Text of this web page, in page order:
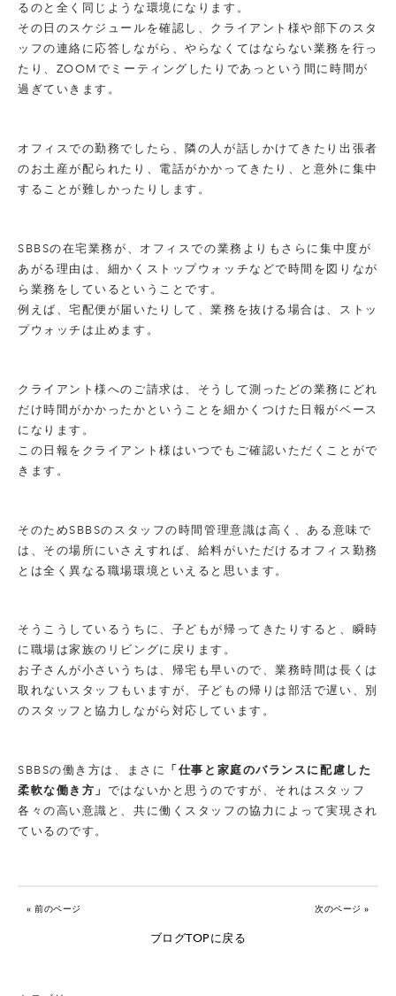
るのと全く同じような環境になります。
その日のスケジュールを確認し、クライアント様や部下のスタ
ッフの連絡に応答しながら、やらなくてはならない業務を行っ
たり、ZOOMでミーティングしたりであっという間に時間が
過ぎていきます。
オフィスでの勤務でしたら、隣の人が話しかけてきたり出張者
のお土産が配られたり、電話がかかってきたり、と意外に集中
することが難しかったりします。
SBBSの在宅業務が、オフィスでの業務よりもさらに集中度が
あがる理由は、細かくストップウォッチなどで時間を図りなが
ら業務をしているということです。
例えば、宅配便が届いたりして、業務を抜ける場合は、ストッ
プウォッチは止めます。
クライアント様へのご請求は、そうして測ったどの業務にどれ
だけ時間がかかったかということを細かくつけた日報がベース
になります。
この日報をクライアント様はいつでもご確認いただくことがで
きます。
そのためSBBSのスタッフの時間管理意識は高く、ある意味で
は、その場所にいさえすれば、給料がいただけるオフィス勤務
とは全く異なる職場環境といえると思います。
そうこうしているうちに、子どもが帰ってきたりすると、瞬時
に職場は家族のリビングに戻ります。
お子さんが小さいうちは、帰宅も早いので、業務時間は長くは
取れないスタッフもいますが、子どもの帰りは部活で遅い、別
のスタッフと協力しながら対応しています。
SBBSの働き方は、まさに 「仕事と家庭のバランスに配慮した
柔軟な働き方」 ではないかと思うのですが、それはスタッフ
各々の高い意識と、共に働くスタッフの協力によって実現され
ているのです。
« 前のページ 次のページ »
ブログTOPに戻る